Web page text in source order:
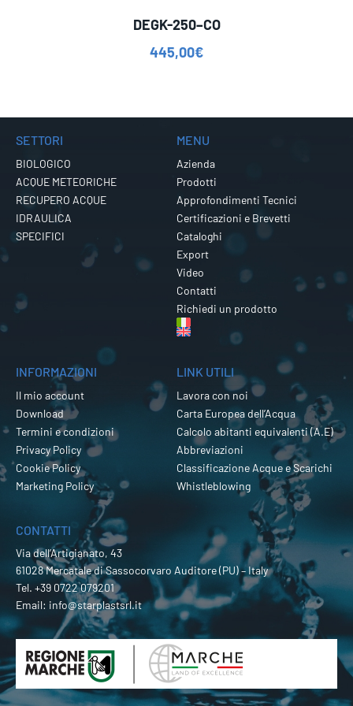
DEGK-250–CO
445,00€
SETTORI
BIOLOGICO
ACQUE METEORICHE
RECUPERO ACQUE
IDRAULICA
SPECIFICI
MENU
Azienda
Prodotti
Approfondimenti Tecnici
Certificazioni e Brevetti
Cataloghi
Export
Video
Contatti
Richiedi un prodotto
INFORMAZIONI
Il mio account
Download
Termini e condizioni
Privacy Policy
Cookie Policy
Marketing Policy
LINK UTILI
Lavora con noi
Carta Europea dell’Acqua
Calcolo abitanti equivalenti (A.E)
Abbreviazioni
Classificazione Acque e Scarichi
Whistleblowing
CONTATTI
Via dell’Artigianato, 43
61028 Mercatale di Sassocorvaro Auditore (PU) – Italy
Tel. +39 0722 079201
Email: info@starplastsrl.it